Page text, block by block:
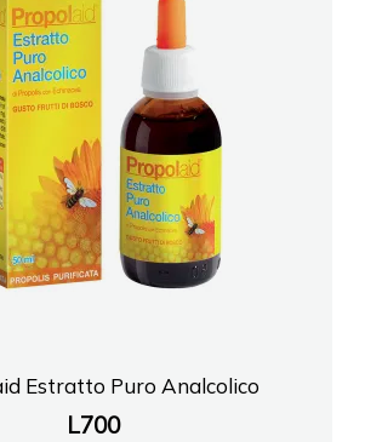
Estratto Puro Analcolico
L700